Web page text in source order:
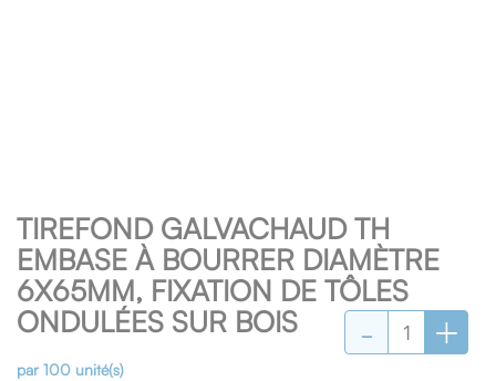
TIREFOND GALVACHAUD TH
EMBASE À BOURRER DIAMÈTRE
6X65MM, FIXATION DE TÔLES
ONDULÉES SUR BOIS
par 100 unité(s)
- +
the
beginning
of
the
images
gallery